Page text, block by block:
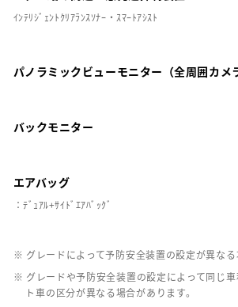
ｲﾝﾃﾘｼﾞｪﾝﾄｸﾘｱﾗﾝｽｿﾅｰ・ｽﾏｰﾄｱｼｽﾄ
パノラミックビューモニター（全周囲カメ
バックモニター
エアバッグ
：ﾃﾞｭｱﾙ+ｻｲﾄﾞｴｱﾊﾞｯｸﾞ
※ グレードによって予防安全装置の設定が異なる
※ グレードや予防安全装置の設定によって同じ
ト車の区分が異なる場合があります。